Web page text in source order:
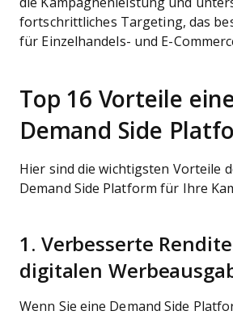
die Kampagnenleistung und
fortschrittliches Targeting, das
für Einzelhandels- und E-
Top 16 Vorteile
Demand Side
Hier sind die wichtigsten Vorteile
Demand Side Platform für Ihre
1. Verbesserte
digitalen
Wenn Sie eine Demand Side